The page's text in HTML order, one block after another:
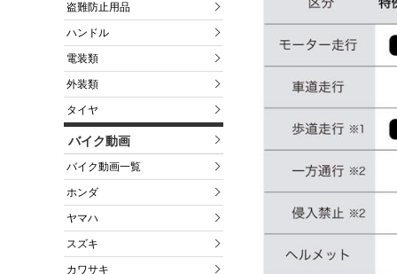
盗難防止用品
ハンドル
電装類
外装類
タイヤ
バイク動画
バイク動画一覧
ホンダ
ヤマハ
スズキ
カワサキ